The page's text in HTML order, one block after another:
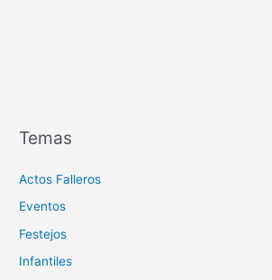
Temas
Actos Falleros
Eventos
Festejos
Infantiles